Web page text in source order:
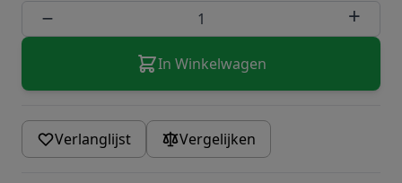
− +
In Winkelwagen
Verlanglijst Vergelijken